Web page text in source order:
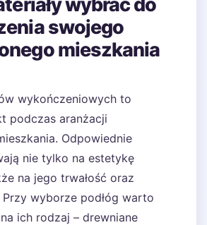
swojego
mieszkania
wykończeniowych to
podczas aranżacji
Odpowiednie
nie tylko na estetykę
na jego trwałość oraz
wyborze podłóg warto
ich rodzaj – drewniane